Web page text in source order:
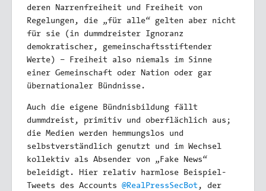
deren Narrenfreiheit und Freiheit von
Regelungen, die „für alle“ gelten aber nicht
für sie (in dummdreister Ignoranz
demokratischer, gemeinschaftsstiftender
Werte) – Freiheit also niemals im Sinne
einer Gemeinschaft oder Nation oder gar
übernationaler Bündnisse.
Auch die eigene Bündnisbildung fällt
dummdreist, primitiv und oberflächlich aus;
die Medien werden hemmungslos und
selbstverständlich genutzt und im Wechsel
kollektiv als Absender von „Fake News“
beleidigt. Hier relativ harmlose Beispiel-
Tweets des Accounts @RealPressSecBot , der